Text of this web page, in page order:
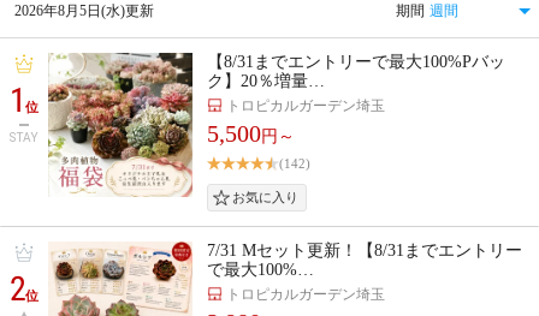
2026年8月5日(水)更新 期間
1位
STAY
【8/31までエントリーで最大100%Pバッ
ク】20％増量…
トロピカルガーデン埼玉
5,500円～
(142)
2位
7/31 Mセット更新！【8/31までエントリー
で最大100%…
トロピカルガーデン埼玉